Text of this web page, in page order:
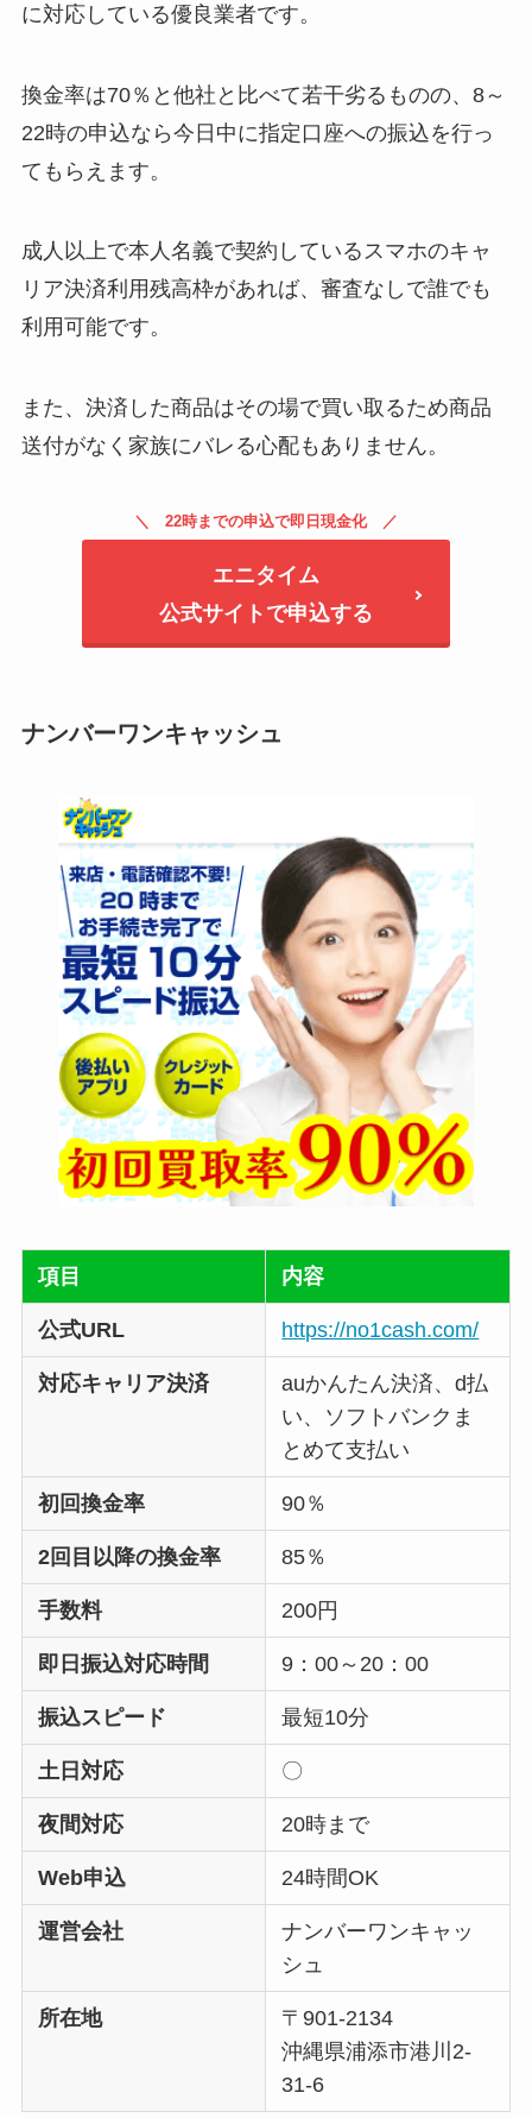
に対応している優良業者です。
換金率は70％と他社と比べて若干劣るものの、8～
22時の申込なら今日中に指定口座への振込を行っ
てもらえます。
成人以上で本人名義で契約しているスマホのキャ
リア決済利用残高枠があれば、審査なしで誰でも
利用可能です。
また、決済した商品はその場で買い取るため商品
送付がなく家族にバレる心配もありません。
22時までの申込で即日現金化
エニタイム
公式サイトで申込する
ナンバーワンキャッシュ
項目 内容
公式URL https://no1cash.com/
対応キャリア決済
auかんたん決済、d払
い、ソフトバンクま
とめて支払い
初回換金率 90％
2回目以降の換金率 85％
手数料 200円
即日振込対応時間 9：00～20：00
振込スピード 最短10分
土日対応 〇
夜間対応 20時まで
Web申込 24時間OK
運営会社
ナンバーワンキャッ
シュ
所在地
〒901-2134
沖縄県浦添市港川2-
31-6